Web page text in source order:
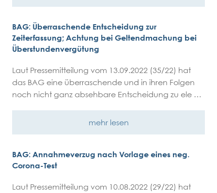
BAG: Überraschende Entscheidung zur
Zeiterfassung; Achtung bei Geltendmachung bei
Überstundenvergütung
Laut Pressemitteilung vom 13.09.2022 (35/22) hat
das BAG eine überraschende und in ihren Folgen
noch nicht ganz absehbare Entscheidung zu ele …
mehr lesen
BAG: Annahmeverzug nach Vorlage eines neg.
Corona-Test
Laut Pressemitteilung vom 10.08.2022 (29/22) hat